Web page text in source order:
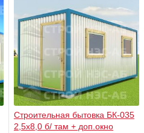
дизайн строения. Мы не только
знаем, но и предлагаем отличные
условия для осуществления данных
пунктов. У нас Вы всегда сможете
приобрести любое строение по
самым разумным и сладким ценам!
Строительная бытовка БК-035
2,5х8,0 б/ там + доп.окно